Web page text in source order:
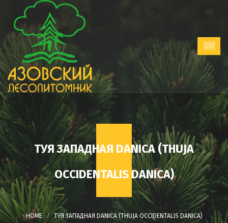
ТУЯ ЗАПАДНАЯ DANICA (THUJA
OCCIDENTALIS DANICA)
ТУЯ ЗАПАДНАЯ DANICA (THUJA OCCIDENTALIS DANICA)